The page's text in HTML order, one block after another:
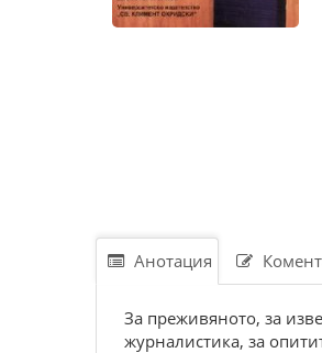
Анотация
За преживяното, за
журналистика, за